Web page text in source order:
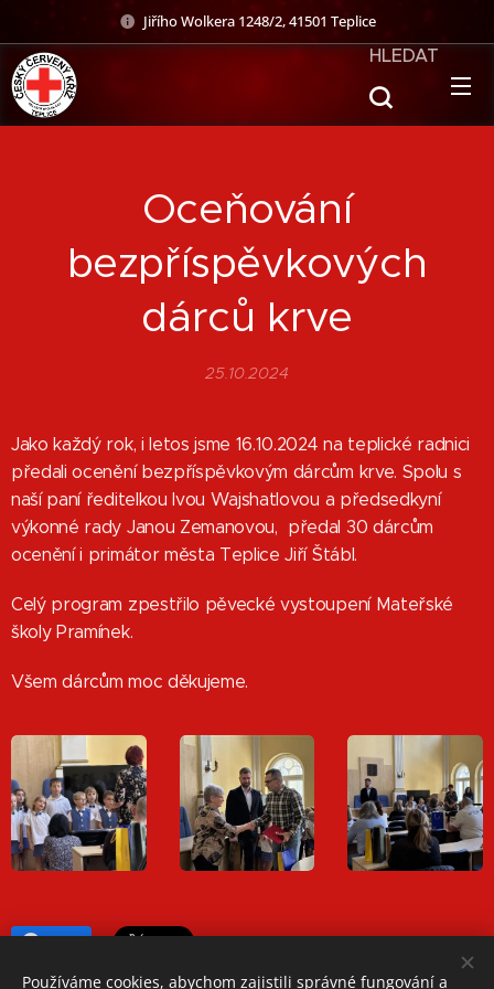
Jiřího Wolkera 1248/2, 41501 Teplice
HLEDAT
Oceňování
bezpříspěvkových
dárců krve
25.10.2024
Jako každý rok, i letos jsme 16.10.2024 na teplické radnici
předali ocenění bezpříspěvkovým dárcům krve. Spolu s
naší paní ředitelkou Ivou Wajshatlovou a předsedkyní
výkonné rady Janou Zemanovou, předal 30 dárcům
ocenění i primátor města Teplice Jiří Štábl.
Celý program zpestřilo pěvecké vystoupení Mateřské
školy Pramínek.
Všem dárcům moc děkujeme.
Share
Používáme cookies, abychom zajistili správné fungování a